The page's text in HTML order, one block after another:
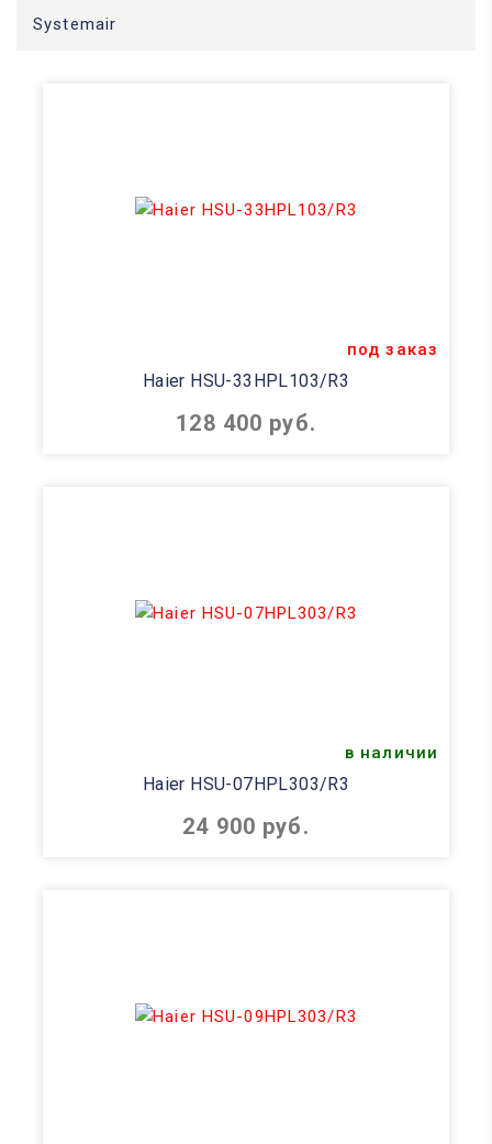
Systemair
под заказ
Haier HSU-33HPL103/R3
128 400 руб.
в наличии
Haier HSU-07HPL303/R3
24 900 руб.